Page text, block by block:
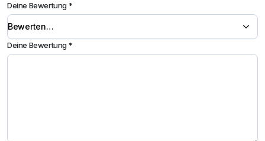
Deine Bewertung*
Deine Bewertung*